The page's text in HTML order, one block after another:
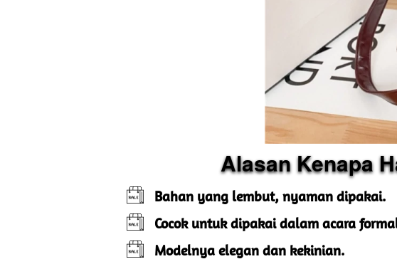
Alasan Kenapa
Bahan yang lembut, nyaman dipakai.
Cocok untuk dipakai dalam acara
Modelnya elegan dan kekinian.